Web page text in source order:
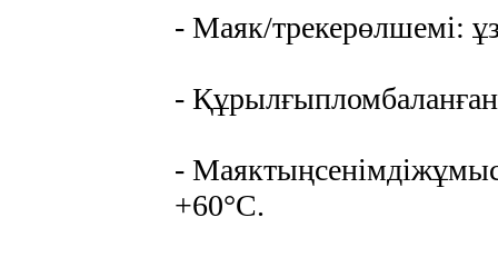
- Маяк/трекерөлшемі:
-
-
+60°С.